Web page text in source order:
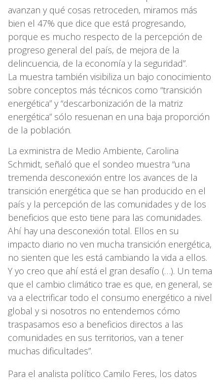
avanzan y qué cosas retroceden, miramos más
bien el 47% que dice que está progresando,
porque es mucho respecto de la percepción de
progreso general del país, de mejora de la
delincuencia, de la economía y la seguridad”.
La muestra también visibiliza un bajo conocimiento
sobre conceptos más técnicos como “transición
energética” y “descarbonización de la matriz
energética” sólo resuenan en una baja proporción
de la población.
La exministra de Medio Ambiente, Carolina
Schmidt, señaló que el sondeo muestra “una
tremenda desconexión entre los avances de la
transición energética que se han producido en el
país y la percepción de las comunidades y de los
beneficios que esto tiene para las comunidades.
Ahí hay una desconexión total. Ellos en su
impacto diario no ven mucha transición energética,
no sienten que les está cambiando la vida a ellos.
Y yo creo que ahí está el gran desafío (…). Un tema
que el cambio climático trae es que, en general, se
va a electrificar todo el consumo energético a nivel
global y si nosotros no entendemos cómo
traspasamos eso a beneficios directos a las
comunidades en sus territorios, van a tener
muchas dificultades”.
Para el analista político Camilo Feres, los datos